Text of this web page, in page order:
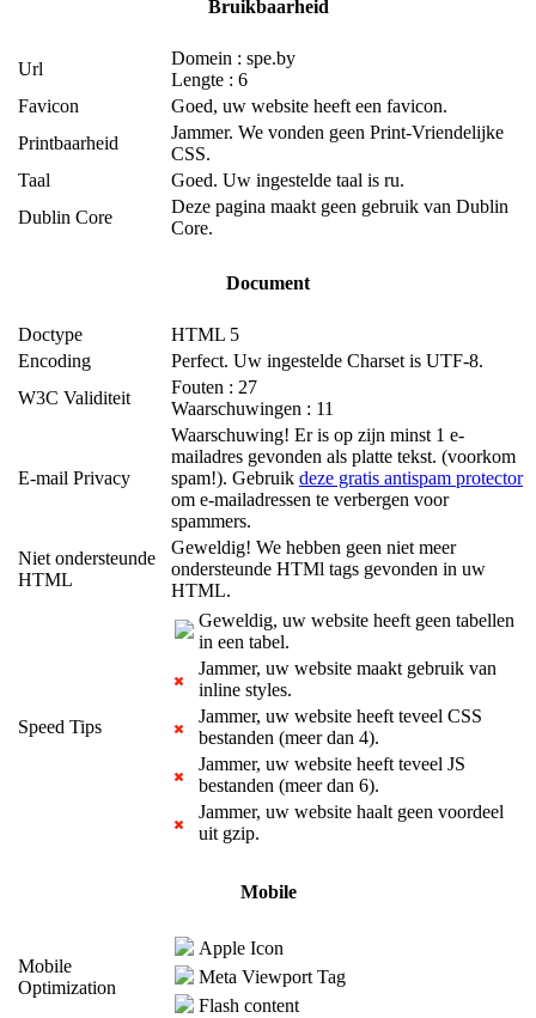
Bruikbaarheid
Url
Domein : spe.by
Lengte : 6
Favicon
Goed, uw website heeft een favicon.
Printbaarheid
Jammer. We vonden geen Print-Vriendelijke
CSS.
Taal
Goed. Uw ingestelde taal is ru.
Dublin Core
Deze pagina maakt geen gebruik van Dublin
Core.
Document
Doctype
HTML 5
Encoding
Perfect. Uw ingestelde Charset is UTF-8.
W3C Validiteit
Fouten : 27
Waarschuwingen : 11
E-mail Privacy
Waarschuwing! Er is op zijn minst 1 e-
mailadres gevonden als platte tekst. (voorkom
spam!). Gebruik deze gratis antispam protector
om e-mailadressen te verbergen voor
spammers.
Niet ondersteunde
HTML
Geweldig! We hebben geen niet meer
ondersteunde HTMl tags gevonden in uw
HTML.
Speed Tips
Geweldig, uw website heeft geen tabellen
in een tabel.
Jammer, uw website maakt gebruik van
inline styles.
Jammer, uw website heeft teveel CSS
bestanden (meer dan 4).
Jammer, uw website heeft teveel JS
bestanden (meer dan 6).
Jammer, uw website haalt geen voordeel
uit gzip.
Mobile
Mobile
Optimization
Apple Icon
Meta Viewport Tag
Flash content